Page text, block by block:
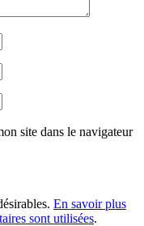
site dans le navigateur
En savoir plus
sont utilisées.